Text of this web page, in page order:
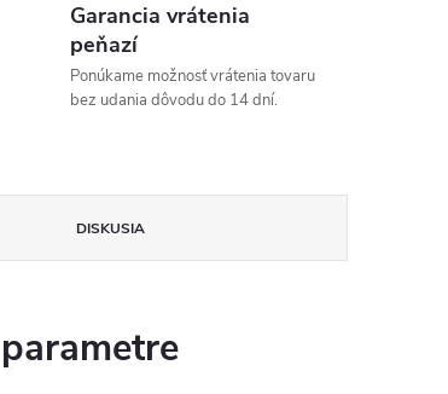
Garancia vrátenia
peňazí
Ponúkame možnosť vrátenia tovaru
bez udania dôvodu do 14 dní.
DISKUSIA